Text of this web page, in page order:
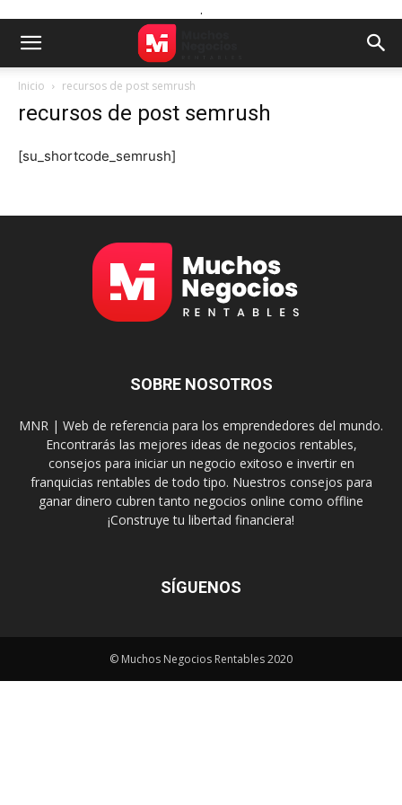
.
Inicio recursos de post semrush
recursos de post semrush
[su_shortcode_semrush]
SOBRE NOSOTROS
MNR | Web de referencia para los emprendedores del mundo.
Encontrarás las mejores ideas de negocios rentables,
consejos para iniciar un negocio exitoso e invertir en
franquicias rentables de todo tipo. Nuestros consejos para
ganar dinero cubren tanto negocios online como offline
¡Construye tu libertad financiera!
SÍGUENOS
© Muchos Negocios Rentables 2020